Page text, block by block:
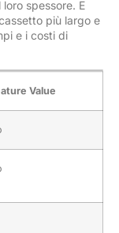
spessore. E
più largo e
e i costi di
Value